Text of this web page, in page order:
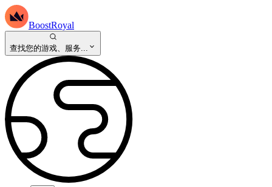
BoostRoyal
查找您的游戏、服务...